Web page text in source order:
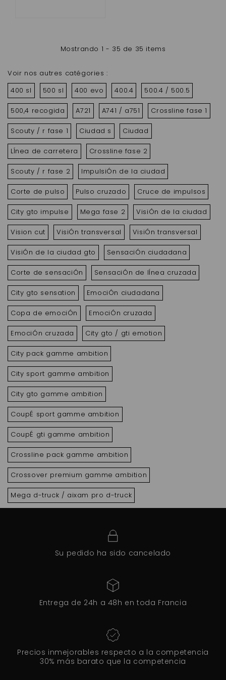
Mostrando 1 - 35 de 35 items
Voir nos autres catégories :
400 sl
500 sl 400 evo 400.4 500.4 / 500.5
500,4 recogida A721 A741 / a751 Crossline fase 1
Scouty / r fase 1 Ciudad s Ciudad
LÍnea de carretera Crossline fase 2
Scouty / r fase 2 ImpulsiÓn de la ciudad
Corte de pulso Pulso cruzado Cruce de impulsos
City gto impulse Mega fase 2 VisiÓn de la ciudad
Vision cut VisiÓn transversal VisiÓn transversal
VisiÓn de la ciudad gto SensaciÓn ciudadana
Corte de sensaciÓn SensaciÓn de lÍnea cruzada
City gto sensation EmociÓn ciudadana
Copa de emociÓn EmociÓn cruzada
EmociÓn cruzada City gto / gti emotion
City pack gamme ambition
City sport gamme ambition
City gto gamme ambition
CoupÉ sport gamme ambition
CoupÉ gti gamme ambition
Crossline pack gamme ambition
Crossover premium gamme ambition
Mega d-truck / aixam pro d-truck
Su pedido ha sido cancelado
Entrega de 24h a 48h en toda Francia
Precios inmejorables respecto a la competencia
30% más barato que la competencia